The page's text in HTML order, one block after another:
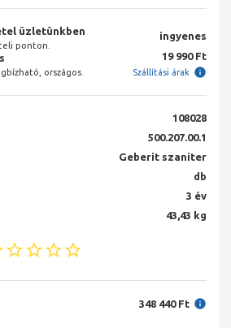
üzletünkben
ponton.
ingyenes
országos.
19 990 Ft
Szállítási árak
108028
500.207.00.1
Geberit szaniter
db
3 év
43,43 kg
348 440 Ft